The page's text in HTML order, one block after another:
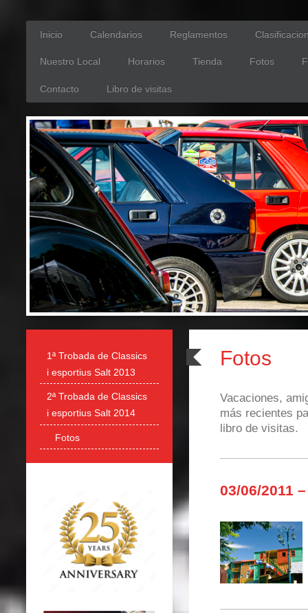
Inicio Calendarios Reglamentos
Nuestro Local Horarios Tienda Fotos
Contacto Libro de visitas
Fotos
Vacaciones,
más recientes
libro de visitas.
03/06/2011
1ª Trobada de Classics
i esportius Salt 2013
2ª Trobada de Classics
i esportius Salt 2014
Fotos